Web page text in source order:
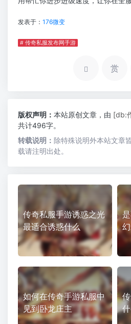
发表于： 176微变
# 传奇私服发布网手游
赏
版权声明： 本站原创文章，由 [db:
共计496字。
转载说明： 除特殊说明外本站文章
载请注明出处。
传奇私服手游诱惑之光
最适合诱惑什么
如何在传奇手游私服中
见到卧龙庄主